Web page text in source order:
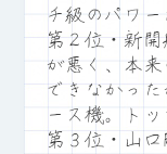
チ級のパワー
第２位・新
が悪く、本
できなかっ
ース機。トッ
第３位・山